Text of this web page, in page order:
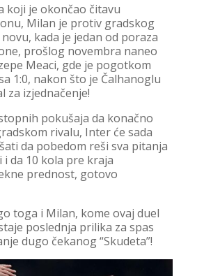
koji je okončao čitavu
Milan je protiv gradskog
kada je jedan od poraza
prošlog novembra naneo
Meaci, gde je pogotkom
1:0, nakon što je Čalhanoglu
za izjednačenje!
pokušaja da konačno
rivalu, Inter će sada
da pobedom reši sva pitanja
i da 10 kola pre kraja
prednost, gotovo
toga i Milan, kome ovaj duel
poslednja prilika za spas
dugo čekanog “Skudeta”!